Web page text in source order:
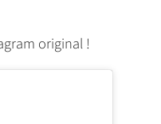
original !